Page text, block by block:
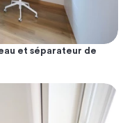
et séparateur de